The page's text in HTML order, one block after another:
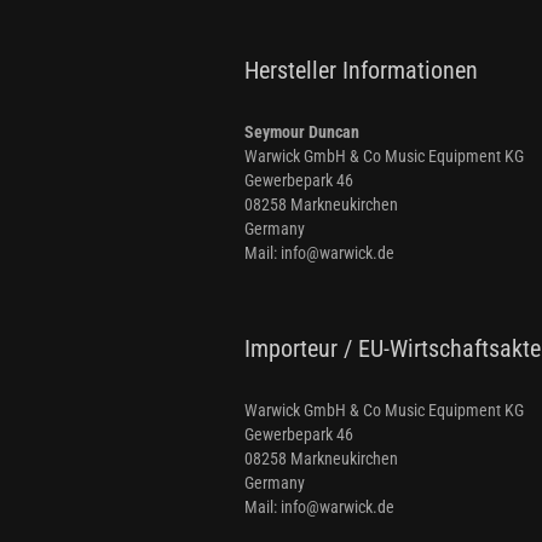
Hersteller Informationen
Seymour Duncan
Warwick GmbH & Co Music Equipment KG
Gewerbepark 46
08258 Markneukirchen
Germany
Mail: info@warwick.de
Importeur / EU-
Warwick GmbH & Co Music Equipment KG
Gewerbepark 46
08258 Markneukirchen
Germany
Mail: info@warwick.de